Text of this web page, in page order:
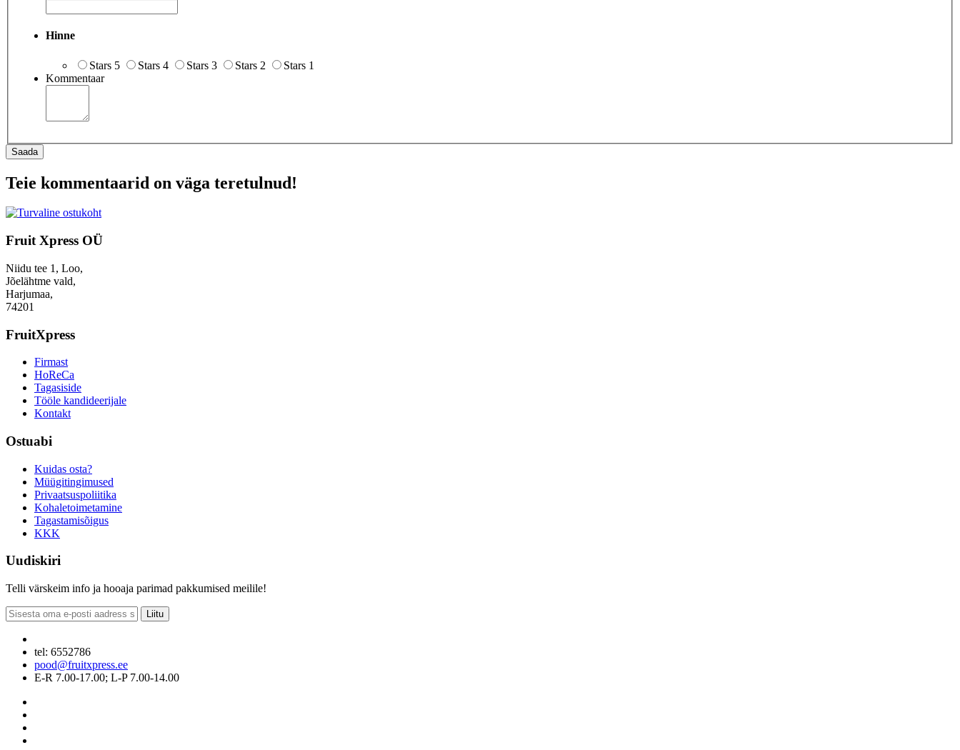
Hinne
Stars 5 Stars 4 Stars 3 Stars 2
Stars 1
Kommentaar
Saada
Teie kommentaarid on väga teretulnud!
Fruit Xpress OÜ
Niidu tee 1, Loo,
Jõelähtme vald,
Harjumaa,
74201
FruitXpress
Firmast
HoReCa
Tagasiside
Tööle kandideerijale
Kontakt
Ostuabi
Kuidas osta?
Müügitingimused
Privaatsuspoliitika
Kohaletoimetamine
Tagastamisõigus
KKK
Uudiskiri
Telli värskeim info ja hooaja parimad pakkumised meilile!
Liitu
tel: 6552786
pood@fruitxpress.ee
E-R 7.00-17.00; L-P 7.00-14.00